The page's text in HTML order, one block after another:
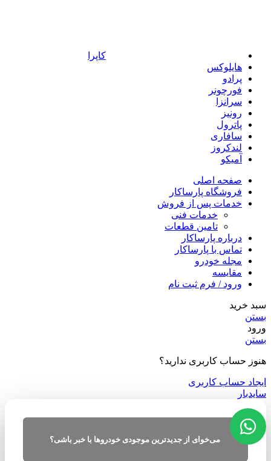
کاپرا
هایلوکس
پرادو
فورچونر
سرانزا
رونیز
پاترول
سافاری
لندکروز
آمیکو
صفحه اصلی
فروشگاه پارساکار
خدمات پس از فروش
خدمات فنی
تامین قطعات
درباره پارساکار
تماس با پارساکار
مجله خودرو
مقایسه
ورود / فرم ثبت نام
سبد خرید
بستن
ورود
بستن
هنوز حساب کاربری ندارید؟
ایجاد حساب کاربری
سایدبار
می‌خوای از جدیدترین موجودی خودروها با خبر باشی؟